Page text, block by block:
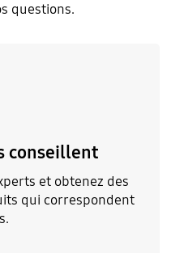
questions.
conseillent
et obtenez des
qui correspondent